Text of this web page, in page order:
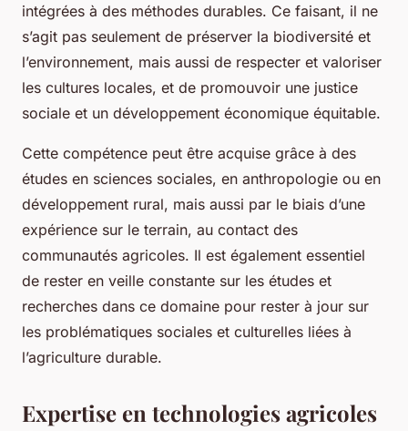
intégrées à des méthodes durables. Ce faisant, il ne
s’agit pas seulement de préserver la biodiversité et
l’environnement, mais aussi de respecter et valoriser
les cultures locales, et de promouvoir une justice
sociale et un développement économique équitable.
Cette compétence peut être acquise grâce à des
études en sciences sociales, en anthropologie ou en
développement rural, mais aussi par le biais d’une
expérience sur le terrain, au contact des
communautés agricoles. Il est également essentiel
de rester en veille constante sur les études et
recherches dans ce domaine pour rester à jour sur
les problématiques sociales et culturelles liées à
l’agriculture durable.
Expertise en technologies agricoles